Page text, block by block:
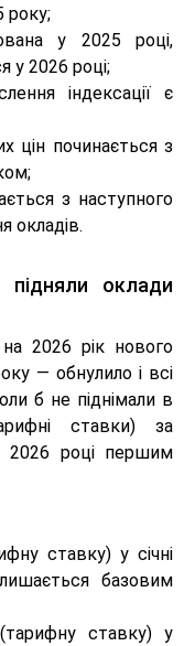
року;
у 2025 році,
у 2026 році;
індексації є
цін починається з
з наступного
окладів.
оклади
2026 рік нового
— обнулило і всі
б не піднімали в
ставки) за
2026 році першим
ставку) у січні
базовим
ставку) у